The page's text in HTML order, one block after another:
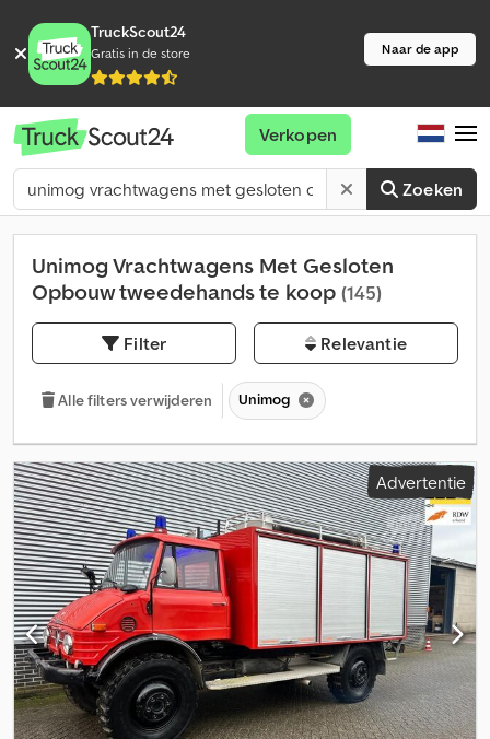
TruckScout24
Gratis in de store Naar de app
Zoeken
Verkopen
Unimog Vrachtwagens Met Gesloten
Opbouw tweedehands te koop (145)
Filter Relevantie
Alle filters verwijderen Unimog
Advertentie